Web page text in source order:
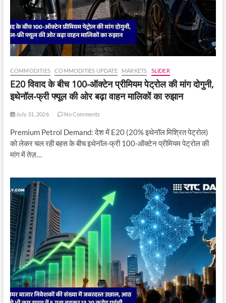
COMMODITIES COMMODITIES UPDATE MARKETS SLIDER
E20 विवाद के बीच 100-ऑक्टेन प्रीमियम पेट्रोल की मांग दोगुनी,
इथेनॉल-फ्री फ्यूल की ओर बढ़ा वाहन मालिकों का रुझान
July 31, 2026 No Comments
Premium Petrol Demand: देश में E20 (20% इथेनॉल मिश्रित पेट्रोल)
को लेकर चल रही बहस के बीच इथेनॉल-फ्री 100-ऑक्टेन प्रीमियम पेट्रोल की
मांग में तेज़…